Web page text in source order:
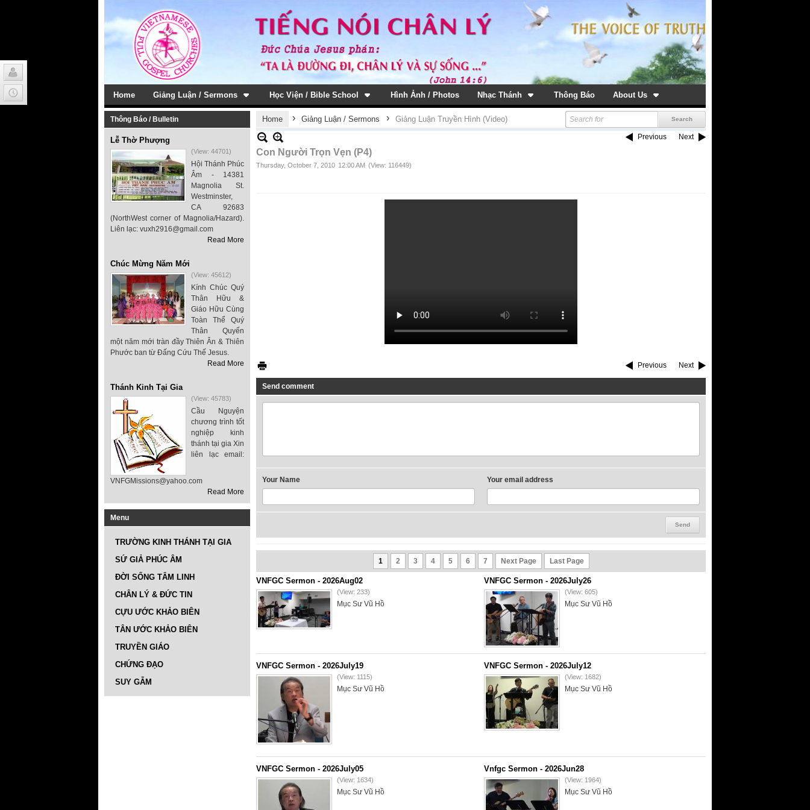
Home Giảng Luận / Sermons Học Viện / Bible School Hình Ảnh / Photos Nhạc Thánh Thông Báo About Us
Thông Báo / Bulletin
Lễ Thờ Phượng
(View: 44701)
Hội Thánh Phúc
Âm - 14381
Magnolia St.
Westminster,
CA 92683
(NorthWest corner of Magnolia/Hazard).
Liên lạc: vuxh2916@gmail.com
Read More
Chúc Mừng Năm Mới
(View: 45612)
Kính Chúc Quý
Thân Hữu &
Giáo Hữu Cùng
Toàn Thể Quý
Thân Quyến
một năm mới tràn đầy Thiên Ân & Thiên
Phước ban từ Đấng Cứu Thế Jesus.
Read More
Thánh Kinh Tại Gia
(View: 45783)
Cầu Nguyện
chương trình tốt
nghiệp kinh
thánh tại gia Xin
liên lạc email:
VNFGMissions@yahoo.com
Read More
Menu
TRƯỜNG KINH THÁNH TẠI GIA
SỨ GIẢ PHÚC ÂM
ĐỜI SỐNG TÂM LINH
CHÂN LÝ & ĐỨC TIN
CỰU ƯỚC KHẢO BIÊN
TÂN ƯỚC KHẢO BIÊN
TRUYỀN GIÁO
CHỨNG ĐẠO
SUY GẪM
Home › Giảng Luận / Sermons › Giảng Luận Truyền Hình (Video)
Previous Next
Con Người Trọn Vẹn (P4)
Thursday, October 7, 2010 12:00 AM (View: 116449)
Previous Next
Send comment
Your Name Your email address
1 2 3 4 5 6 7 Next Page Last Page
VNFGC Sermon - 2026Aug02
(View: 233)
Mục Sư Vũ Hồ
VNFGC Sermon - 2026July26
(View: 605)
Mục Sư Vũ Hồ
VNFGC Sermon - 2026July19
(View: 1115)
Mục Sư Vũ Hồ
VNFGC Sermon - 2026July12
(View: 1682)
Mục Sư Vũ Hồ
VNFGC Sermon - 2026July05
(View: 1634)
Mục Sư Vũ Hồ
Vnfgc Sermon - 2026Jun28
(View: 1964)
Mục Sư Vũ Hồ